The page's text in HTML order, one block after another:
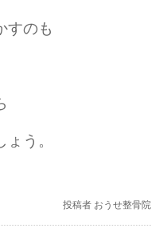
すのも
う。
投稿者 おうせ整骨院